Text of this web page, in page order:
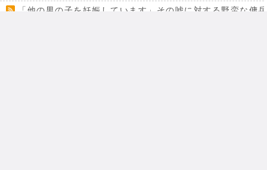
「他の男の子を妊娠しています」その嘘に対する野蛮な